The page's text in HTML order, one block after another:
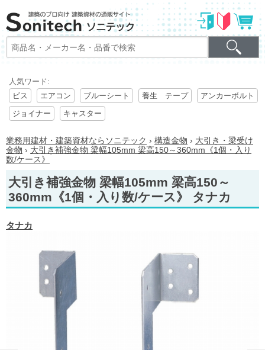
人気ワード:
ビス
エアコン ブルーシート 養生 テープ
アンカーボルト
ジョイナー
キャスター
業務用建材・建築資材ならソニテック › 構造金物 › 大引き・梁受け
金物 › 大引き補強金物 梁幅105mm 梁高150～360mm《1個・入り
数/ケース》
大引き補強金物 梁幅105mm 梁高150～
360mm《1個・入り数/ケース》 タナカ
タナカ